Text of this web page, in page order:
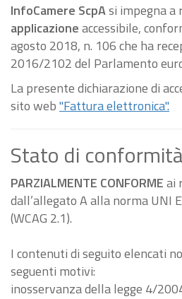
InfoCamere ScpAsi impegna a
applicazioneaccessibile,
agosto 2018, n. 106 che ha
2016/2102 del Parlamento
La presente dichiarazione di
sito web"Fattura elettronica".
Stato di conformità
PARZIALMENTE CONFORMEai
dall’allegato A alla norma UNI
(WCAG 2.1).
I contenuti di seguito elencati
seguenti motivi:
inosservanza della legge 4/